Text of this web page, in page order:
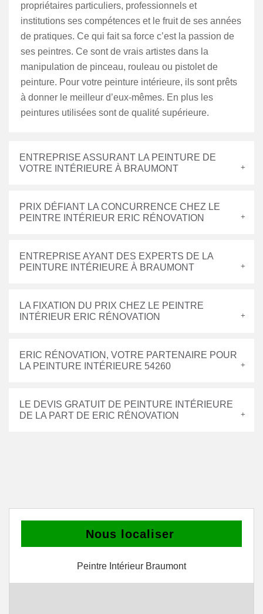
propriétaires particuliers, professionnels et
institutions ses compétences et le fruit de ses années
de pratiques. Ce qui fait sa force c’est la passion de
ses peintres. Ce sont de vrais artistes dans la
manipulation de pinceau, rouleau ou pistolet de
peinture. Pour votre peinture intérieure, ils sont prêts
à donner le meilleur d’eux-mêmes. En plus les
peintures utilisées sont de qualité supérieure.
ENTREPRISE ASSURANT LA PEINTURE DE
VOTRE INTÉRIEURE À BRAUMONT
PRIX DÉFIANT LA CONCURRENCE CHEZ LE
PEINTRE INTÉRIEUR ERIC RÉNOVATION
ENTREPRISE AYANT DES EXPERTS DE LA
PEINTURE INTÉRIEURE À BRAUMONT
LA FIXATION DU PRIX CHEZ LE PEINTRE
INTÉRIEUR ERIC RÉNOVATION
ERIC RÉNOVATION, VOTRE PARTENAIRE POUR
LA PEINTURE INTÉRIEURE 54260
LE DEVIS GRATUIT DE PEINTURE INTÉRIEURE
DE LA PART DE ERIC RÉNOVATION
Nous localiser
Peintre Intérieur Braumont